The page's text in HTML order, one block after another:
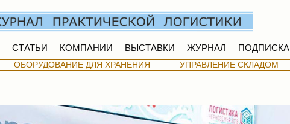
СТАТЬИ КОМПАНИИ ВЫСТАВКИ ЖУРНАЛ ПОДПИСКА
ОБОРУДОВАНИЕ ДЛЯ ХРАНЕНИЯ УПРАВЛЕНИЕ СКЛАДОМ